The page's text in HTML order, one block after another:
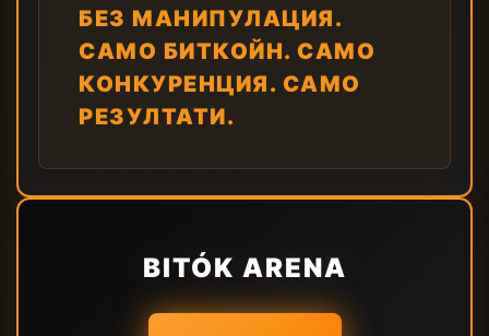
БЕЗ МАНИПУЛАЦИЯ.
САМО БИТКОЙН. САМО
КОНКУРЕНЦИЯ. САМО
РЕЗУЛТАТИ.
BITÓK ARENA